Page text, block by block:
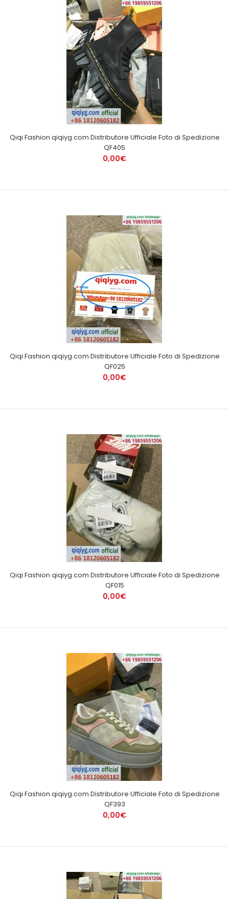
Qiqi Fashion qiqiyg.com Distributore Ufficiale Foto di Spedizione
QF405
0,00€
Qiqi Fashion qiqiyg.com Distributore Ufficiale Foto di Spedizione
QF025
0,00€
Qiqi Fashion qiqiyg.com Distributore Ufficiale Foto di Spedizione
QF015
0,00€
Qiqi Fashion qiqiyg.com Distributore Ufficiale Foto di Spedizione
QF393
0,00€